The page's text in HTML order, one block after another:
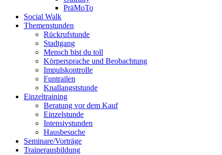
PräMoTo
Social Walk
Themenstunden
Rückrufstunde
Stadtgang
Mensch bist du toll
Körpersprache und Beobachtung
Impulskontrolle
Funtrailen
Knallangststunde
Einzeltraining
Beratung vor dem Kauf
Einzelstunde
Intensivstunden
Hausbesuche
Seminare/Vorträge
Trainerausbildung